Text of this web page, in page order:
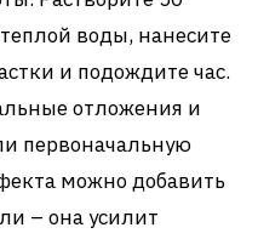
воды, нанесите
и подождите час.
отложения и
первоначальную
можно добавить
– она усилит